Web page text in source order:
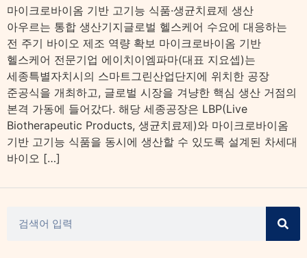
마이크로바이옴 기반 고기능 식품·생균치료제 생산
아우르는 통합 생산기지글로벌 헬스케어 수요에 대응하는
전 주기 바이오 제조 역량 확보 마이크로바이옴 기반
헬스케어 전문기업 에이치이엠파마(대표 지요셉)는
세종특별자치시의 스마트그린산업단지에 위치한 공장
준공식을 개최하고, 글로벌 시장을 겨냥한 핵심 생산 거점의
본격 가동에 들어갔다. 해당 세종공장은 LBP(Live
Biotherapeutic Products, 생균치료제)와 마이크로바이옴
기반 고기능 식품을 동시에 생산할 수 있도록 설계된 차세대
바이오 […]